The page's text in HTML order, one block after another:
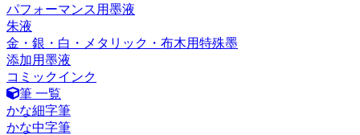
パフォーマンス用墨液
朱液
金・銀・白・メタリック・布木用特殊墨
添加用墨液
コミックインク
筆 一覧
かな細字筆
かな中字筆